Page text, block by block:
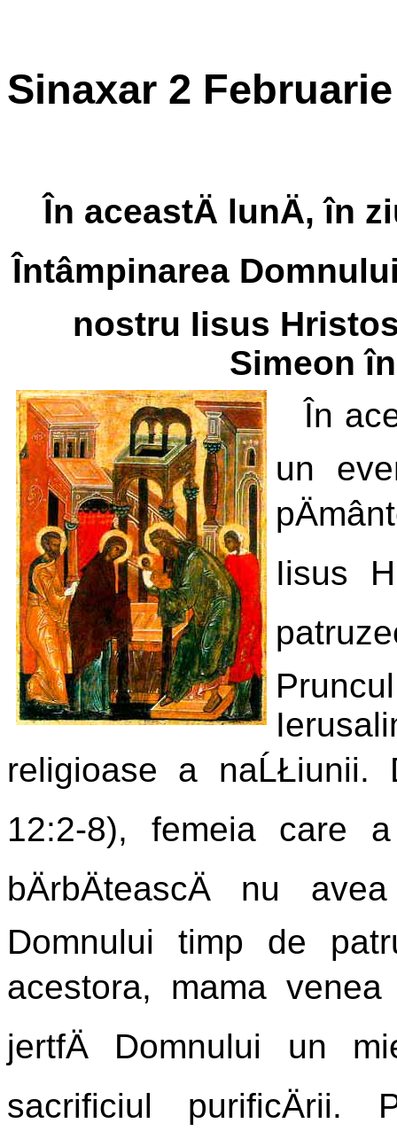
Sinaxar 2 Februarie
În aceastÄ lunÄ, în
Întâmpinarea
nostru Iisus
Simeon
În
un
Iisus
religioase a naĹŁiunii.
12:2-8), femeia care
bÄrbÄteascÄ nu
Domnului timp de
acestora, mama
jertfÄ Domnului un
sacrificiul purificÄrii.